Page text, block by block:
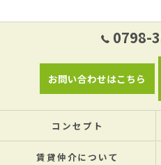
0798-
お問い合わせはこちら
コンセプト
賃貸仲介について